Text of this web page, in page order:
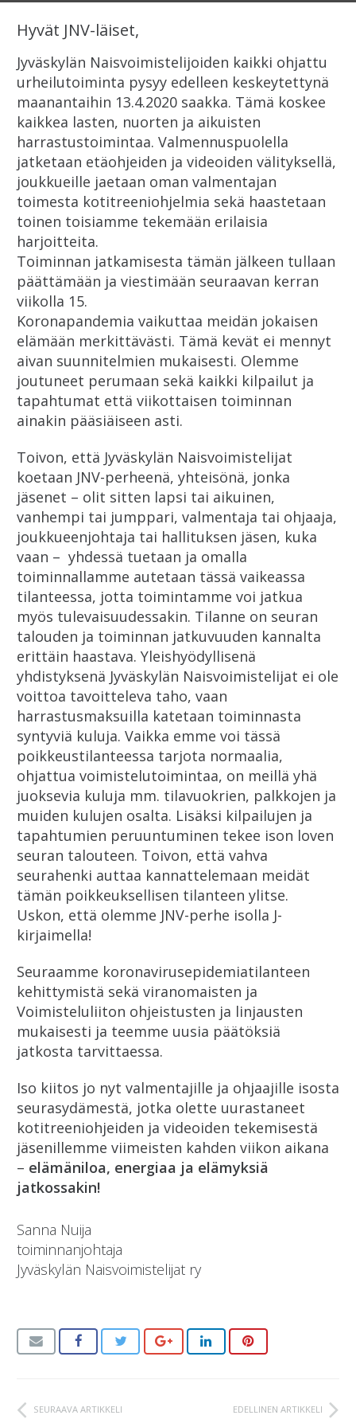
Hyvät JNV-läiset,
Jyväskylän Naisvoimistelijoiden kaikki ohjattu
urheilutoiminta pysyy edelleen keskeytettynä
maanantaihin 13.4.2020 saakka. Tämä koskee
kaikkea lasten, nuorten ja aikuisten
harrastustoimintaa. Valmennuspuolella
jatketaan etäohjeiden ja videoiden välityksellä,
joukkueille jaetaan oman valmentajan
toimesta kotitreeniohjelmia sekä haastetaan
toinen toisiamme tekemään erilaisia
harjoitteita.
Toiminnan jatkamisesta tämän jälkeen tullaan
päättämään ja viestimään seuraavan kerran
viikolla 15.
Koronapandemia vaikuttaa meidän jokaisen
elämään merkittävästi. Tämä kevät ei mennyt
aivan suunnitelmien mukaisesti. Olemme
joutuneet perumaan sekä kaikki kilpailut ja
tapahtumat että viikottaisen toiminnan
ainakin pääsiäiseen asti.
Toivon, että Jyväskylän Naisvoimistelijat
koetaan JNV-perheenä, yhteisönä, jonka
jäsenet – olit sitten lapsi tai aikuinen,
vanhempi tai jumppari, valmentaja tai ohjaaja,
joukkueenjohtaja tai hallituksen jäsen, kuka
vaan – yhdessä tuetaan ja omalla
toiminnallamme autetaan tässä vaikeassa
tilanteessa, jotta toimintamme voi jatkua
myös tulevaisuudessakin. Tilanne on seuran
talouden ja toiminnan jatkuvuuden kannalta
erittäin haastava. Yleishyödyllisenä
yhdistyksenä Jyväskylän Naisvoimistelijat ei ole
voittoa tavoitteleva taho, vaan
harrastusmaksuilla katetaan toiminnasta
syntyviä kuluja. Vaikka emme voi tässä
poikkeustilanteessa tarjota normaalia,
ohjattua voimistelutoimintaa, on meillä yhä
juoksevia kuluja mm. tilavuokrien, palkkojen ja
muiden kulujen osalta. Lisäksi kilpailujen ja
tapahtumien peruuntuminen tekee ison loven
seuran talouteen. Toivon, että vahva
seurahenki auttaa kannattelemaan meidät
tämän poikkeuksellisen tilanteen ylitse.
Uskon, että olemme JNV-perhe isolla J-
kirjaimella!
Seuraamme koronavirusepidemiatilanteen
kehittymistä sekä viranomaisten ja
Voimisteluliiton ohjeistusten ja linjausten
mukaisesti ja teemme uusia päätöksiä
jatkosta tarvittaessa.
Iso kiitos jo nyt valmentajille ja ohjaajille isosta
seurasydämestä, jotka olette uurastaneet
kotitreeniohjeiden ja videoiden tekemisestä
jäsenillemme viimeisten kahden viikon aikana
– elämäniloa, energiaa ja elämyksiä
jatkossakin!
Sanna Nuija
toiminnanjohtaja
Jyväskylän Naisvoimistelijat ry
EDELLINEN ARTIKKELI
SEURAAVA ARTIKKELI